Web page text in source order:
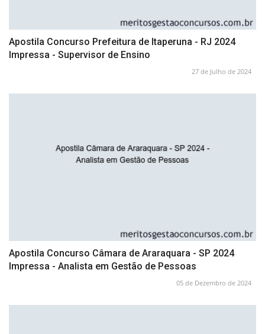
Apostila Concurso Prefeitura de Itaperuna - RJ 2024
Impressa - Supervisor de Ensino
27 de Julho de 2024
Apostila Concurso Câmara de Araraquara - SP 2024
Impressa - Analista em Gestão de Pessoas
05 de Dezembro de 2024